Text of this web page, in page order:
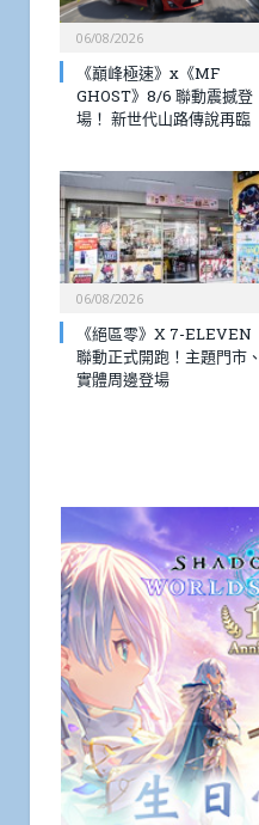
06/08/2026
《巔峰極速》x《MF
GHOST》8/6 聯動震撼登
場！ 新世代山路傳說再臨
06/08/2026
《絕區零》X 7-ELEVEN
聯動正式開跑！主題門市、
實體周邊登場